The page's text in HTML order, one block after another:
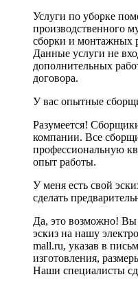
Услуги по уборке
производственного
сборки и монтажных
Данные услуги не
дополнительных
договора.
У вас опытные
Разумеется!
компании. Все
профессиональную
опыт работы.
У меня есть свой
сделать
Да, это возможно! Вы
эскиз на нашу
mall.ru, указав в
изготовления,
Наши специалисты